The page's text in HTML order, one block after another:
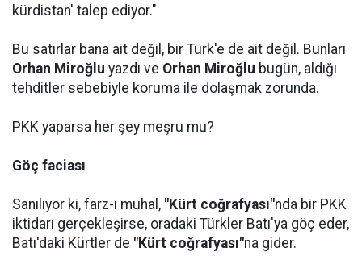
kürdistan' talep ediyor."
Bu satırlar bana ait değil, bir Türk'e de ait değil. Bunları
Orhan Miroğlu yazdı ve Orhan Miroğlu bugün, aldığı
tehditler sebebiyle koruma ile dolaşmak zorunda.
PKK yaparsa her şey meşru mu?
Göç faciası
Sanılıyor ki, farz-ı muhal, "Kürt coğrafyası"nda bir PKK
iktidarı gerçekleşirse, oradaki Türkler Batı'ya göç eder,
Batı'daki Kürtler de "Kürt coğrafyası"na gider.